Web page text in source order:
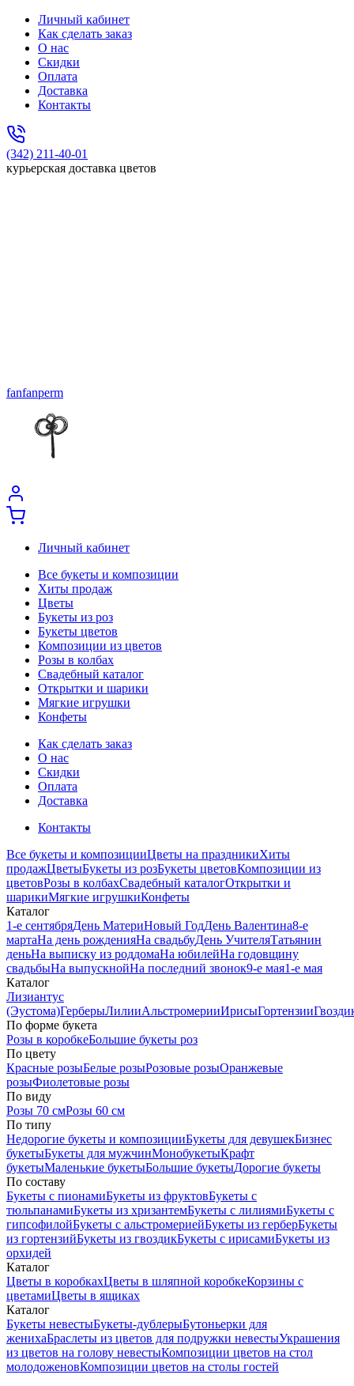
Личный кабинет
Как сделать заказ
О нас
Скидки
Оплата
Доставка
Контакты
(342) 211-40-01
курьерская доставка цветов
fanfanperm
Личный кабинет
Все букеты и композиции
Хиты продаж
Цветы
Букеты из роз
Букеты цветов
Композиции из цветов
Розы в колбах
Свадебный каталог
Открытки и шарики
Мягкие игрушки
Конфеты
Как сделать заказ
О нас
Скидки
Оплата
Доставка
Контакты
Все букеты и композицииЦветы на праздникиХиты
продажЦветыБукеты из розБукеты цветовКомпозиции из
цветовРозы в колбахСвадебный каталогОткрытки и
шарикиМягкие игрушкиКонфеты
Каталог
1-е сентябряДень МатериНовый ГодДень Валентина8-е
мартаНа день рожденияНа свадьбуДень УчителяТатьянин
деньНа выписку из роддомаНа юбилейНа годовщину
свадьбыНа выпускнойНа последний звонок9-е мая1-е мая
Каталог
Лизиантус
(Эустома)ГерберыЛилииАльстромерииИрисыГортензии
По форме букета
Розы в коробкеБольшие букеты роз
По цвету
Красные розыБелые розыРозовые розыОранжевые
розыФиолетовые розы
По виду
Розы 70 смРозы 60 см
По типу
Недорогие букеты и композицииБукеты для девушекБизнес
букетыБукеты для мужчинМонобукетыКрафт
букетыМаленькие букетыБольшие букетыДорогие букеты
По составу
Букеты с пионамиБукеты из фруктовБукеты с
тюльпанамиБукеты из хризантемБукеты с лилиямиБукеты с
гипсофилойБукеты с альстромериейБукеты из герберБукеты
из гортензийБукеты из гвоздикБукеты с ирисамиБукеты из
орхидей
Каталог
Цветы в коробкахЦветы в шляпной коробкеКорзины с
цветамиЦветы в ящиках
Каталог
Букеты невестыБукеты-дублерыБутоньерки для
женихаБраслеты из цветов для подружки невестыУкрашения
из цветов на голову невестыКомпозиции цветов на стол
молодоженовКомпозиции цветов на столы гостей